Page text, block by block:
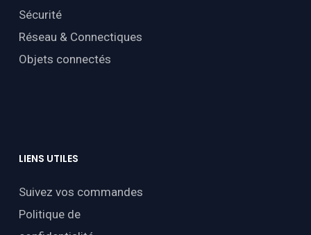
Sécurité
Réseau & Connectiques
Objets connectés
LIENS UTILES
Suivez vos commandes
Politique de